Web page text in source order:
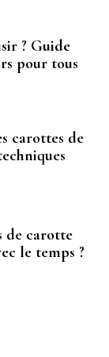
? Guide
pour tous
carottes de
de carotte
le temps ?